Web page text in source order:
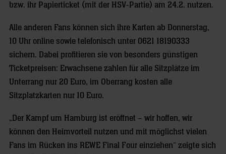
bzw. ihr Papierticket (mit der HSV-Partie) am 24.2. nutzen.
Alle anderen Fans können sich ihre Karten ab Donnerstag,
10 Uhr online sowie telefonisch unter 0621 18190333
sichern. Dabei profitieren sie von besonders günstigen
Ticketpreisen: Erwachsene zahlen für alle Sitzplätze im
Unterrang nur 20 Euro, im Oberrang kosten alle
Sitzplatzkarten nur 10 Euro.
„Der Kampf um Hamburg ist eröffnet – wir hoffen, wir
können den Heimvorteil nutzen und mit möglichst vielen
Fans im Rücken ins REWE Final Four einziehen“ zeigte sich